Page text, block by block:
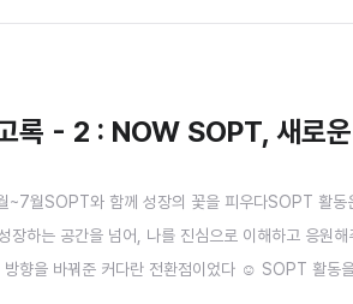
- 2 : NOW SOPT, 새로운
월SOPT와 함께 성장의 꽃을 피우다SOPT 활동
하는 공간을 넘어, 나를 진심으로 이해하고 응원
향을 바꿔준 커다란 전환점이었다 ☺️ SOPT 활동